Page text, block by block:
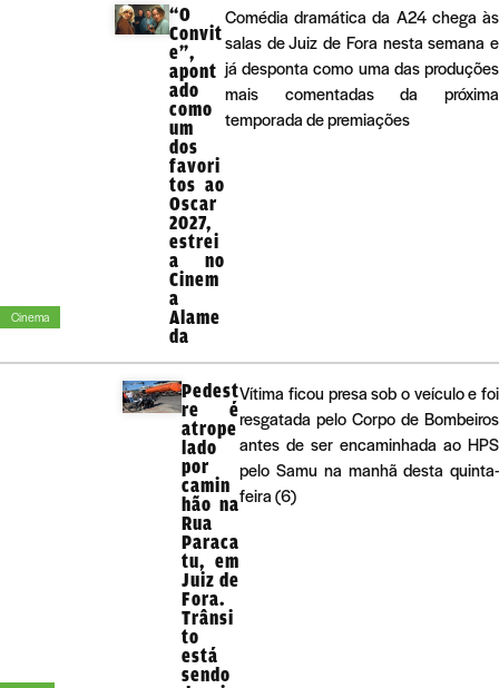
Cinema
“O
Convit
e”,
apont
ado
como
um
dos
favori
tos ao
Oscar
2027,
estrei
a no
Cinem
a
Alame
da
Comédia dramática da A24 chega às
salas de Juiz de Fora nesta semana e
já desponta como uma das produções
mais comentadas da próxima
temporada de premiações
Pedest
re é
atrope
lado
por
camin
hão na
Rua
Paraca
tu, em
Juiz de
Fora.
Trânsi
to
está
sendo
Vítima ficou presa sob o veículo e foi
resgatada pelo Corpo de Bombeiros
antes de ser encaminhada ao HPS
pelo Samu na manhã desta quinta-
feira (6)